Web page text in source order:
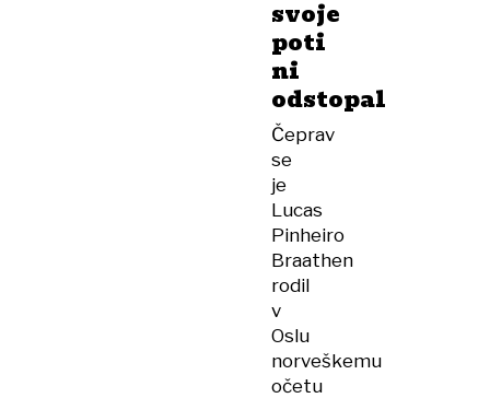
svoje
poti
ni
odstopal
Čeprav
se
je
Lucas
Pinheiro
Braathen
rodil
v
Oslu
norveškemu
očetu